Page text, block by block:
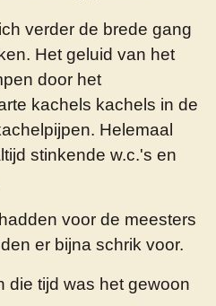
verder de brede gang
Het geluid van het
door het
kachels kachels in de
Helemaal
stinkende w.c.'s en
voor de meesters
er bijna schrik voor.
die tijd was het gewoon